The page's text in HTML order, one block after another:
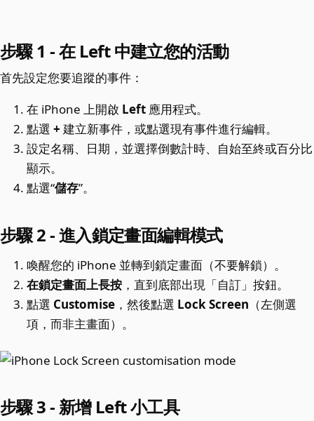
步驟 1 - 在 Left 中建立您的活動
首先設定您要追蹤的事件：
在 iPhone 上開啟 Left 應用程式。
點選+ 建立新事件，或點選現有事件進行編輯。
設定名稱、日期，並選擇倒數計時、自始至終或百分比
顯示。
點選“儲存”。
步驟 2 - 進入鎖定畫面編輯模式
喚醒您的 iPhone 並轉到鎖定畫面（不要解鎖）。
在鎖定畫面上長按 ，直到底部出現「自訂」按鈕。
點選 Customise ，然後點選 Lock Screen （左側選
項，而非主畫面）。
步驟 3 - 新增 Left 小工具